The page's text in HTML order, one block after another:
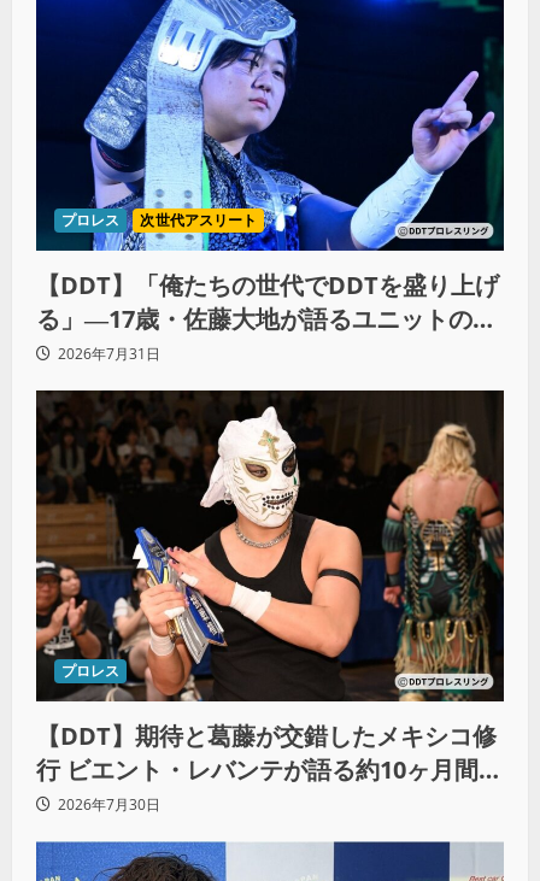
プロレス 次世代アスリート
【DDT】「俺たちの世代でDDTを盛り上げ
る」―17歳・佐藤大地が語るユニットの絆
とシングル王座への飽くなき野望
2026年7月31日
プロレス
【DDT】期待と葛藤が交錯したメキシコ修
行 ビエント・レバンテが語る約10ヶ月間の
苦悩「くすぶっている自分に腹を立ててい
る」
2026年7月30日